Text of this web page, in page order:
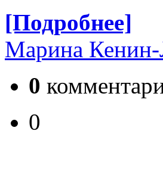
[Подробнее]
Марина Кенин-
0
0